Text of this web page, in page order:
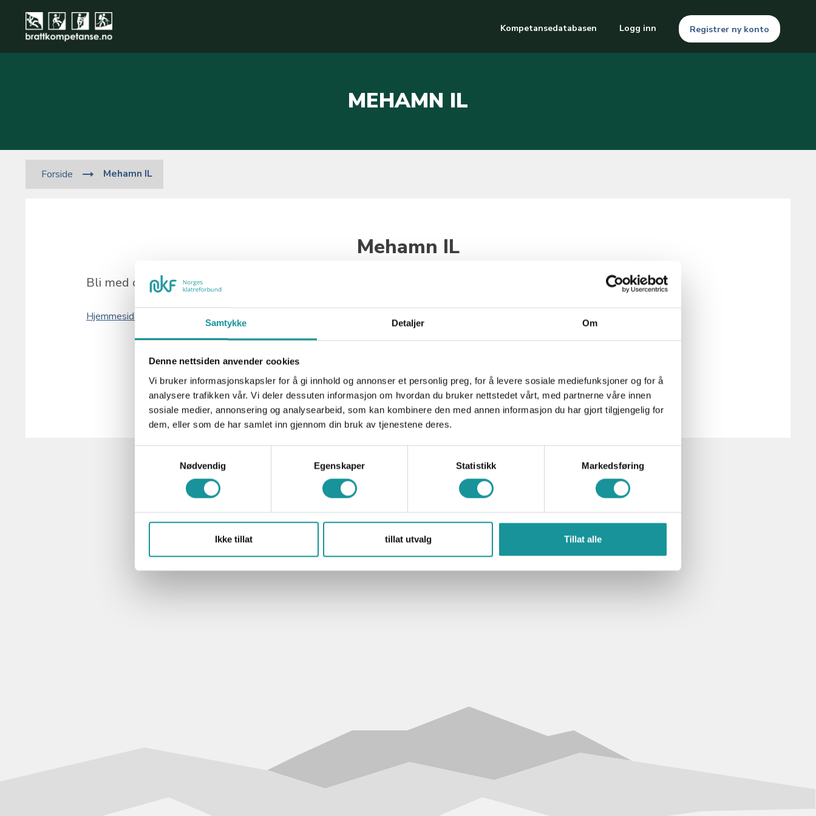
Samtykke Detaljer Om
Denne nettsiden anvender cookies
Vi bruker informasjonskapsler for å gi innhold og annonser et personlig preg, for å levere sosiale mediefunksjoner og for å
analysere trafikken vår. Vi deler dessuten informasjon om hvordan du bruker nettstedet vårt, med partnerne våre innen
sosiale medier, annonsering og analysearbeid, som kan kombinere den med annen informasjon du har gjort tilgjengelig for
dem, eller som de har samlet inn gjennom din bruk av tjenestene deres.
Nødvendig
Egenskaper Statistikk Markedsføring
Ikke tillat tillat utvalg Tillat alle
Kompetansedatabasen Logg inn Registrer ny konto
MEHAMN IL
Forside Mehamn IL
Mehamn IL
Bli med og oppdag gleden ved klatring, utvikle ferdighetene dine og bli en del av et engasjert klatremiljø.
Hjemmeside
Meld deg inn